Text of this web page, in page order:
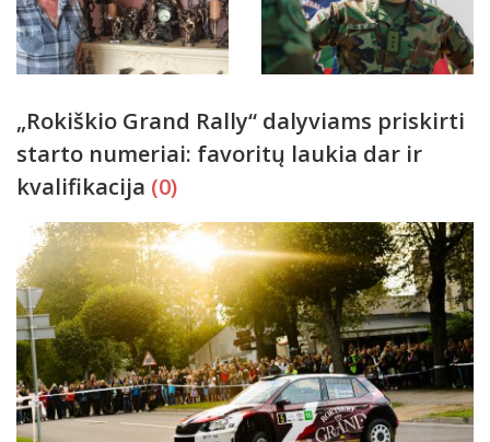
„Rokiškio Grand Rally“ dalyviams priskirti
starto numeriai: favoritų laukia dar ir
kvalifikacija (0)